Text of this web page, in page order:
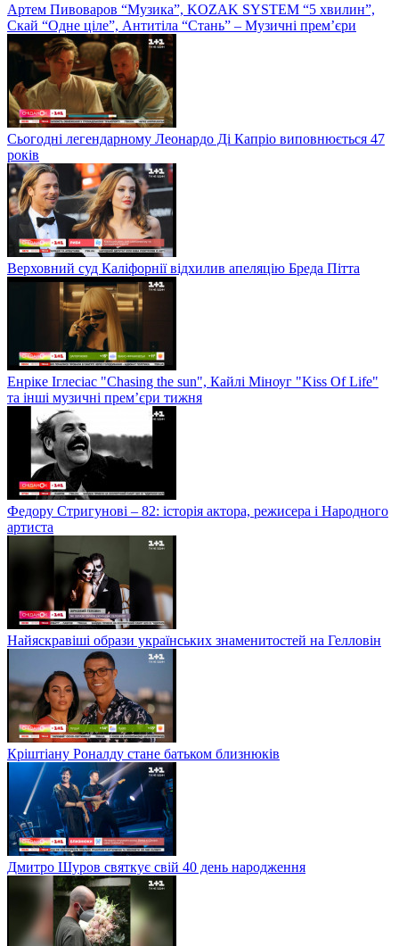
Артем Пивоваров “Музика”, KOZAK SYSTEM “5 хвилин”,
Скай “Одне ціле”, Антитіла “Стань” – Музичні прем’єри
Сьогодні легендарному Леонардо Ді Капріо виповнюється 47
років
Верховний суд Каліфорнії відхилив апеляцію Бреда Пітта
Енріке Іглесіас "Chasing the sun", Кайлі Міноуг "Kiss Of Life"
та інші музичні прем’єри тижня
Федору Стригунові – 82: історія актора, режисера і Народного
артиста
Найяскравіші образи українських знаменитостей на Гелловін
Кріштіану Роналду стане батьком близнюків
Дмитро Шуров святкує свій 40 день народження